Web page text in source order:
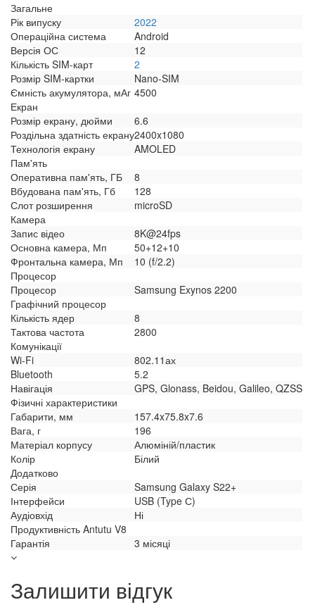
Загальне
Рік випуску
2022
Операційна система
Android
Версія ОС
12
Кількість SIM-карт
2
Розмір SIM-картки
Nano-SIM
Ємність акумулятора, мАг 4500
Екран
Розмір екрану, дюйми
6.6
Роздільна здатність екрану2400x1080
Технологія екрану
AMOLED
Пам'ять
Оперативна пам'ять, ГБ
8
Вбудована пам'ять, Гб
128
Слот розширення
microSD
Камера
Запис відео
8K@24fps
Основна камера, Мп
50+12+10
Фронтальна камера, Мп
10 (f/2.2)
Процесор
Процесор
Samsung Exynos 2200
Графічний процесор
Кількість ядер
8
Тактова частота
2800
Комунікації
Wi-Fi
802.11ах
Bluetooth
5.2
Навігація
GPS, Glonass, Beidou, Galileo, QZSS
Фізичні характеристики
Габарити, мм
157.4x75.8x7.6
Вага, г
196
Матеріал корпусу
Алюміній/пластик
Колір
Білий
Додатково
Серія
Samsung Galaxy S22+
Інтерфейси
USB (Type С)
Аудіовхід
Ні
Продуктивність Antutu V8
Гарантія
3 місяці
Залишити відгук